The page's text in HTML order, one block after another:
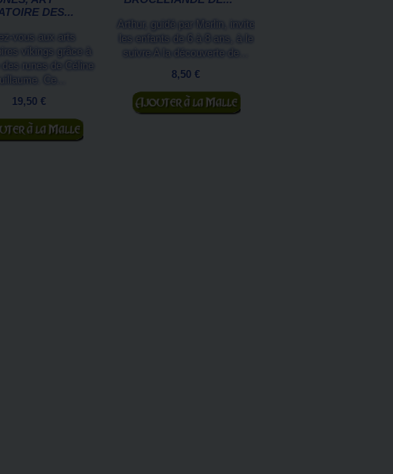
DES...
vous aux arts
vikings grâce à
des runes de Céline
Ce...
19,50 €
au panier
Arthur, guidé par Merlin, invite
les enfants de 6 à 8 ans, à le
suivre A la découverte de...
8,50 €
Ajouter au panier